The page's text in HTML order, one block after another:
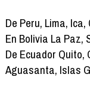
De Peru, Lima,
En Bolivia La Paz,
De Ecuador Quito,
Aguasanta, Islas